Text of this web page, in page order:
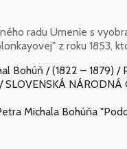
radu Umenie s
z roku 1853,
Bohúň / (1822 – 1879) /
SLOVENSKÁ NÁRODNÁ
Michala Bohúňa